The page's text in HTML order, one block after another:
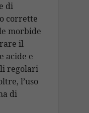
di
corrette
morbide
il
acide e
regolari
l’uso
di